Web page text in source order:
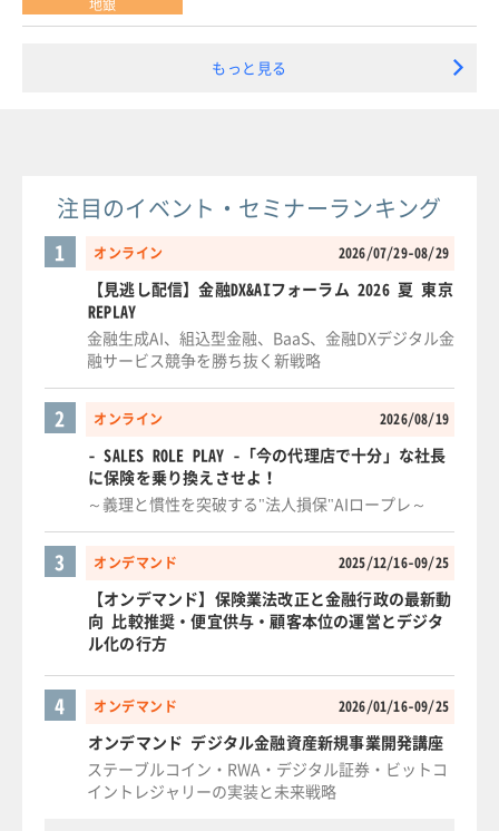
地銀
もっと見る
注目のイベント・セミナーランキング
オンライン 2026/07/29-08/29
1
【見逃し配信】金融DX&AIフォーラム 2026 夏 東京
REPLAY
金融生成AI、組込型金融、BaaS、金融DXデジタル金
融サービス競争を勝ち抜く新戦略
オンライン 2026/08/19
2
- SALES ROLE PLAY -「今の代理店で十分」な社長
に保険を乗り換えさせよ！
～義理と慣性を突破する"法人損保"AIロープレ～
オンデマンド 2025/12/16-09/25
3
【オンデマンド】保険業法改正と金融行政の最新動
向 比較推奨・便宜供与・顧客本位の運営とデジタ
ル化の行方
オンデマンド 2026/01/16-09/25
4
オンデマンド デジタル金融資産新規事業開発講座
ステーブルコイン・RWA・デジタル証券・ビットコ
イントレジャリーの実装と未来戦略